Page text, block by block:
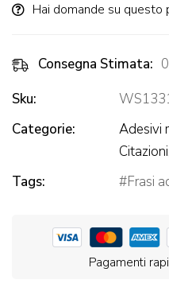
Hai domande su questo
Consegna Stimata:
Sku:
Categorie:
Adesivi
Citazioni
Tags:
Frasi
Pagamenti